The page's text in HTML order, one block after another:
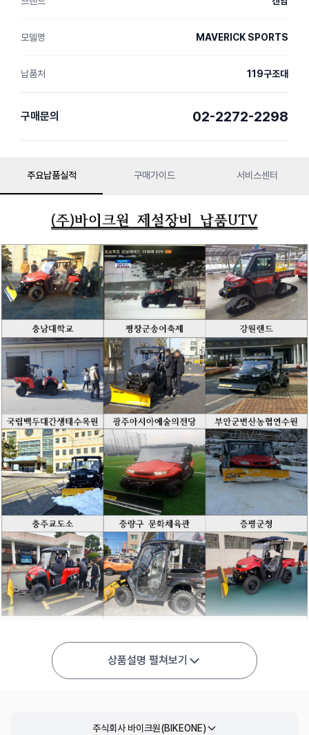
모델명 MAVERICK SPORTS
납품처 119구조대
구매문의 02-2272-2298
주요납품실적 구매가이드 서비스센터
상품설명 펼쳐보기
주식회사 바이크원(BIKEONE)